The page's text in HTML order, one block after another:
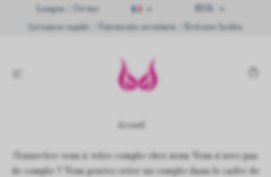
Langue / Devise
Livraison rapide / Paiements sécurisés / Retours faciles
Accueil
Connectez-vous à votre compte chez nous Vous n'avez pas
de compte ? Vous pouvez créer un compte dans le cadre de